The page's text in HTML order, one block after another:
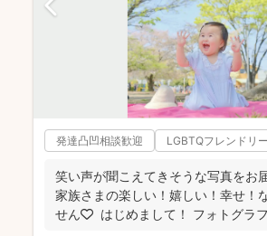
発達凸凹相談歓迎 LGBTQフレンドリー
笑い声が聞こえてきそうな写真をお
家族さまの楽しい！嬉しい！幸せ！
せん🧡 ⁡ はじめまして！ フォトグラ